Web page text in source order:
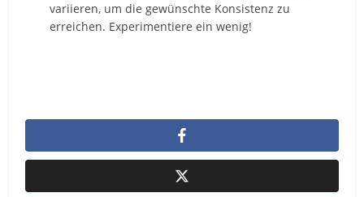
variieren, um die gewünschte Konsistenz zu
erreichen. Experimentiere ein wenig!